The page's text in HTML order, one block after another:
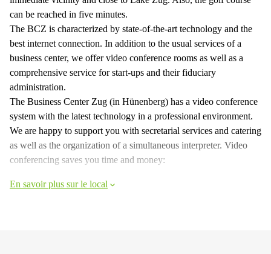
can be reached in five minutes.
The BCZ is characterized by state-of-the-art technology and the
best internet connection. In addition to the usual services of a
business center, we offer video conference rooms as well as a
comprehensive service for start-ups and their fiduciary
administration.
The Business Center Zug (in Hünenberg) has a video conference
system with the latest technology in a professional environment.
We are happy to support you with secretarial services and catering
as well as the organization of a simultaneous interpreter. Video
conferencing saves you time and money:
En savoir plus sur le local